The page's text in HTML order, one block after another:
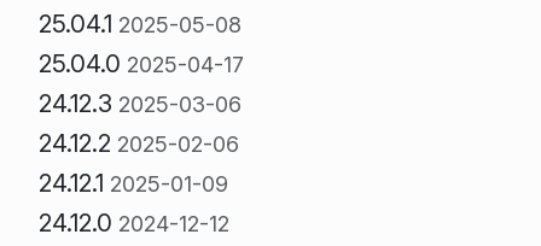
25.04.1 2025-05-08
25.04.0 2025-04-17
24.12.3 2025-03-06
24.12.2 2025-02-06
24.12.1 2025-01-09
24.12.0 2024-12-12